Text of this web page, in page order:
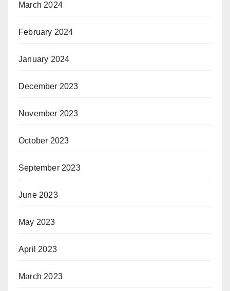
March 2024
February 2024
January 2024
December 2023
November 2023
October 2023
September 2023
June 2023
May 2023
April 2023
March 2023